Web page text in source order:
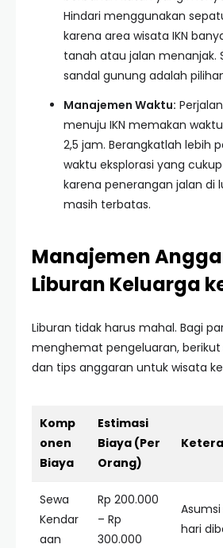
Hindari menggunakan
karena area wisata IKN
tanah atau jalan menanjak.
sandal gunung adalah
Manajemen Waktu:
menuju IKN memakan
2,5 jam. Berangkatlah lebih
waktu eksplorasi yang
karena penerangan jalan di
masih terbatas.
Manajemen
Liburan Keluarga
Liburan tidak harus mahal. Bagi
menghemat pengeluaran, berikut
dan tips anggaran untuk wisata ke
Komp
onen
Biaya
Estimasi
Biaya (Per
Orang)
Sewa
Kendar
aan
Rp 200.000
– Rp
300.000
hari